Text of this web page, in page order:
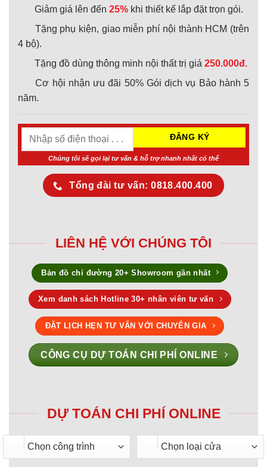
Giảm giá lên đến 25% khi thiết kế lắp đặt trọn gói.
Tặng phụ kiện, giao miễn phí nội thành HCM (trên
4 bộ).
Tặng đồ dùng thông minh nội thất trị giá 250.000đ.
Cơ hội nhận ưu đãi 50% Gói dịch vụ Bảo hành 5
năm.
Chúng tôi sẽ gọi lại tư vấn & hỗ trợ nhanh nhất có thể
Tổng đài tư vấn: 0818.400.400
LIÊN HỆ VỚI CHÚNG TÔI
Bản đồ chỉ đường 20+ Showroom gần nhất
Xem danh sách Hotline 30+ nhân viên tư vấn
ĐẶT LỊCH HẸN TƯ VẤN VỚI CHUYÊN GIA
CÔNG CỤ DỰ TOÁN CHI PHÍ ONLINE
DỰ TOÁN CHI PHÍ ONLINE